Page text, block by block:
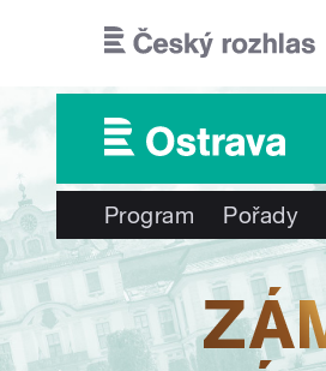
Program Pořady